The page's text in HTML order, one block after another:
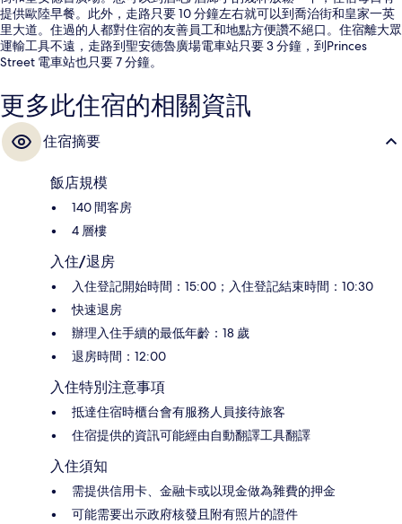
提供歐陸早餐。此外，走路只要 10 分鐘左右就可以到喬治街和皇家一英
里大道。住過的人都對住宿的友善員工和地點方便讚不絕口。住宿離大眾
運輸工具不遠，走路到聖安德魯廣場電車站只要 3 分鐘，到Princes
Street 電車站也只要 7 分鐘。
更多此住宿的相關資訊
住宿摘要
飯店規模
140 間客房
4 層樓
入住/退房
入住登記開始時間：15:00；入住登記結束時間：10:30
快速退房
辦理入住手續的最低年齡：18 歲
退房時間：12:00
入住特別注意事項
抵達住宿時櫃台會有服務人員接待旅客
住宿提供的資訊可能經由自動翻譯工具翻譯
入住須知
需提供信用卡、金融卡或以現金做為雜費的押金
可能需要出示政府核發且附有照片的證件